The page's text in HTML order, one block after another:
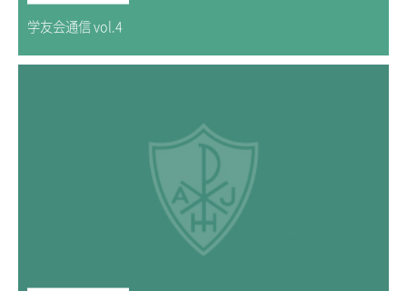
学友会通信 vol.4